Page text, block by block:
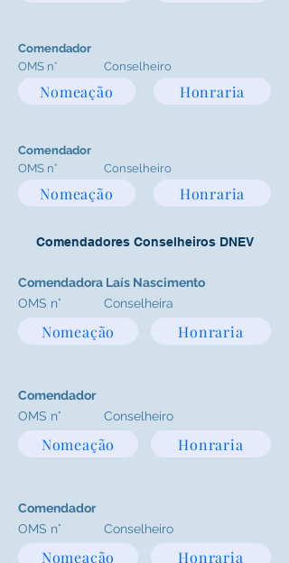
Comendador
OMS n°
Conselheiro
Nomeação Honraria
Comendador
OMS n°
Conselheiro
Nomeação Honraria
Comendadores Conselheiros DNEV
Comendadora Laís Nascimento
OMS n°
Conselheira
Nomeação Honraria
Comendador
OMS n°
Conselheiro
Nomeação Honraria
Comendador
OMS n°
Conselheiro
Nomeação Honraria